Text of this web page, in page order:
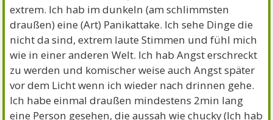
extrem. Ich hab im dunkeln (am schlimmsten
draußen) eine (Art) Panikattake. Ich sehe Dinge die
nicht da sind, extrem laute Stimmen und fühl mich
wie in einer anderen Welt. Ich hab Angst erschreckt
zu werden und komischer weise auch Angst später
vor dem Licht wenn ich wieder nach drinnen gehe.
Ich habe einmal draußen mindestens 2min lang
eine Person gesehen, die aussah wie chucky (Ich hab